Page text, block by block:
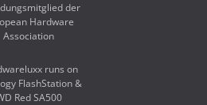
der
Hardware
Association
runs on
FlashStation &
Red SA500